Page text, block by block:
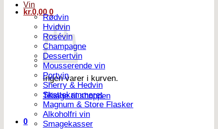
kr.0,00 0
Ingen varer i kurven.
Tilbage til shoppen
0
Vin
Rødvin
Hvidvin
Rosévin
Champagne
Dessertvin
Mousserende vin
Portvin
Sherry & Hedvin
Skattekammeret
Magnum & Store Flasker
Alkoholfri vin
Smagekasser